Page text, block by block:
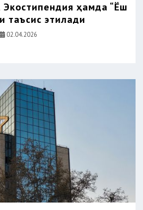
Экостипендия ҳамда “Ёш
таъсис этилади
02.04.2026